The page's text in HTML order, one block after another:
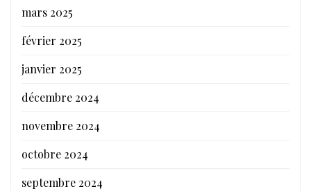
mars 2025
février 2025
janvier 2025
décembre 2024
novembre 2024
octobre 2024
septembre 2024